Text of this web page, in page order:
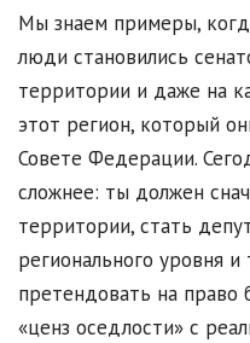
Мы знаем примеры,
люди становились
территории и даже на
этот регион, который
Совете Федерации.
сложнее: ты должен
территории, стать
регионального уровня
претендовать на право
«ценз оседлости» с